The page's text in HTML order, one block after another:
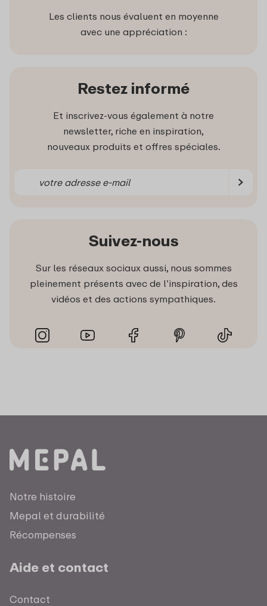
Les clients nous évaluent en moyenne
avec une appréciation :
Restez informé
Et inscrivez-vous également à notre
newsletter, riche en inspiration,
nouveaux produits et offres spéciales.
Suivez-nous
Sur les réseaux sociaux aussi, nous sommes
pleinement présents avec de l’inspiration, des
vidéos et des actions sympathiques.
Notre histoire
Mepal et durabilité
Récompenses
Aide et contact
Contact